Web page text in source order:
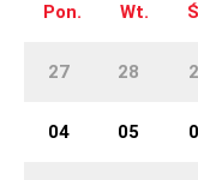
Pon. Wt.
27 28
04 05